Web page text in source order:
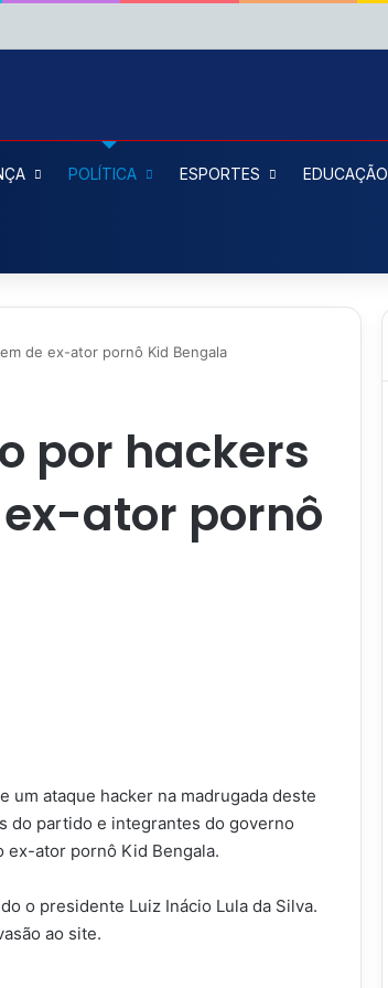
POLÍTICA ESPORTES EDUCAÇÃO
de ex-ator pornô Kid Bengala
por hackers
ator pornô
um ataque hacker na madrugada deste
do partido e integrantes do governo
ex-ator pornô Kid Bengala.
o presidente Luiz Inácio Lula da Silva.
ao site.